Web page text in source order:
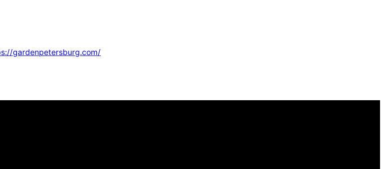
gardenpetersburg.com/